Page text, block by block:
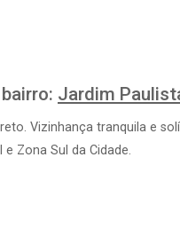
Jardim
Vizinhança tranquila e
Zona Sul da Cidade.